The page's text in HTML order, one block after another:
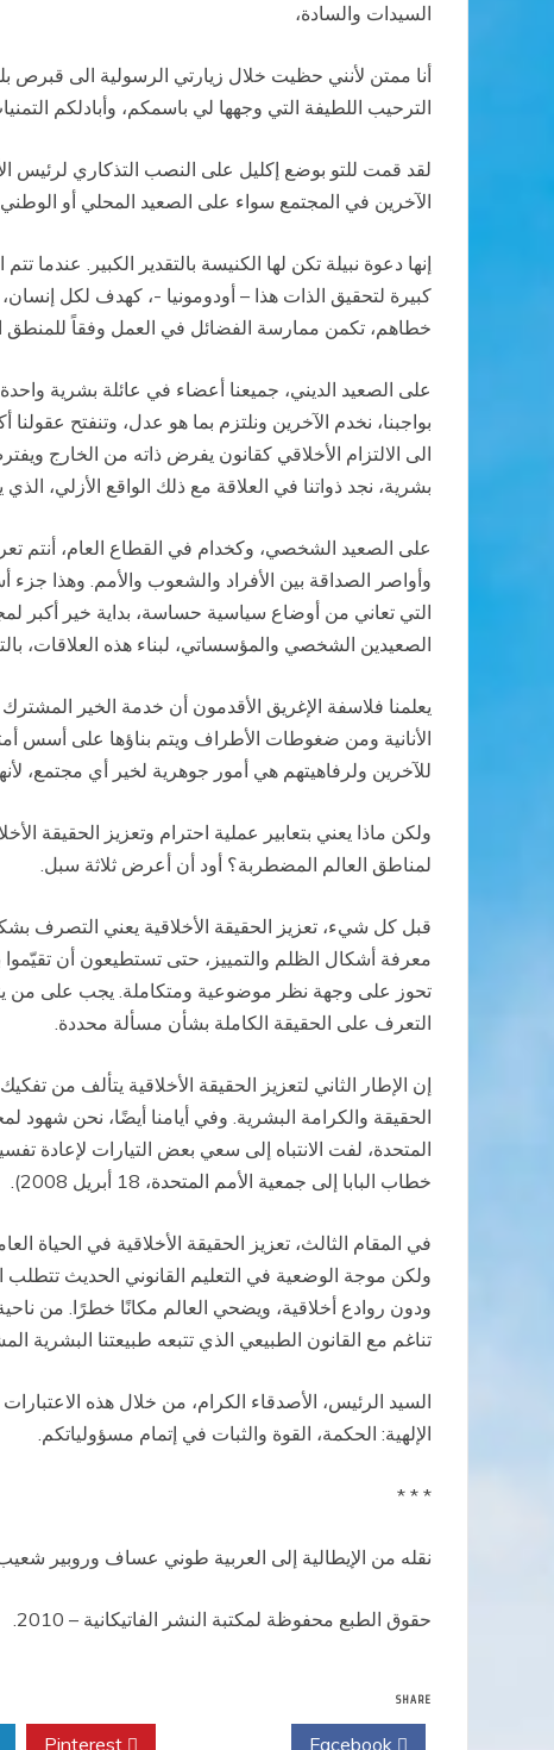
السيدات والسادة،
أنا ممتن لأنني حظيت خلال زيارتي الرسولية الى قبرص
الترحيب اللطيفة التي وجهها لي باسمكم، وأبادلكم
لقد قمت للتو بوضع إكليل على النصب التذكاري لرئيس
الآخرين في المجتمع سواء على الصعيد المحلي أو الوطني
إنها دعوة نبيلة تكن لها الكنيسة بالتقدير الكبير. عندما
كبيرة لتحقيق الذات هذا – أودومونيا -، كهدف لكل
خطاهم، تكمن ممارسة الفضائل في العمل وفقاً
على الصعيد الديني، جميعنا أعضاء في عائلة بشرية
بواجبنا، نخدم الآخرين ونلتزم بما هو عدل، وتنفتح
بشرية، نجد ذواتنا في العلاقة مع ذلك الواقع الأزلي،
على الصعيد الشخصي، وكخدام في القطاع العام، أنتم
وأواصر الصداقة بين الأفراد والشعوب والأمم. وهذا
التي تعاني من أوضاع سياسية حساسة، بداية خير أكبر
الصعيدين الشخصي والمؤسساتي، لبناء هذه العلاقات،
يعلمنا فلاسفة الإغريق الأقدمون أن خدمة الخير
الأنانية ومن ضغوطات الأطراف ويتم بناؤها على أسس
للآخرين ولرفاهيتهم هي أمور جوهرية لخير أي مجتمع،
ولكن ماذا يعني بتعابير عملية احترام وتعزيز الحقيقة
لمناطق العالم المضطربة؟ أود أن أعرض ثلاثة سبل.
قبل كل شيء، تعزيز الحقيقة الأخلاقية يعني التصرف
معرفة أشكال الظلم والتمييز، حتى تستطيعون أن
تحوز على وجهة نظر موضوعية ومتكاملة. يجب على من
التعرف على الحقيقة الكاملة بشأن مسألة محددة.
إن الإطار الثاني لتعزيز الحقيقة الأخلاقية يتألف من
الحقيقة والكرامة البشرية. وفي أيامنا أيضًا، نحن شهود
المتحدة، لفت الانتباه إلى سعي بعض التيارات لإعادة
خطاب البابا إلى جمعية الأمم المتحدة، 18 أبريل 2008).
في المقام الثالث، تعزيز الحقيقة الأخلاقية في الحياة
ولكن موجة الوضعية في التعليم القانوني الحديث تتطلب
ودون روادع أخلاقية، ويضحي العالم مكانًا خطرًا. من
تناغم مع القانون الطبيعي الذي تتبعه طبيعتنا
السيد الرئيس، الأصدقاء الكرام، من خلال هذه
الإلهية: الحكمة، القوة والثبات في إتمام مسؤولياتكم.
* * *
نقله من الإيطالية إلى العربية طوني عساف وروبير
حقوق الطبع محفوظة لمكتبة النشر الفاتيكانية – 2010.
SHARE